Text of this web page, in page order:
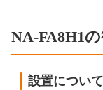
NA-FA8H1
設置について